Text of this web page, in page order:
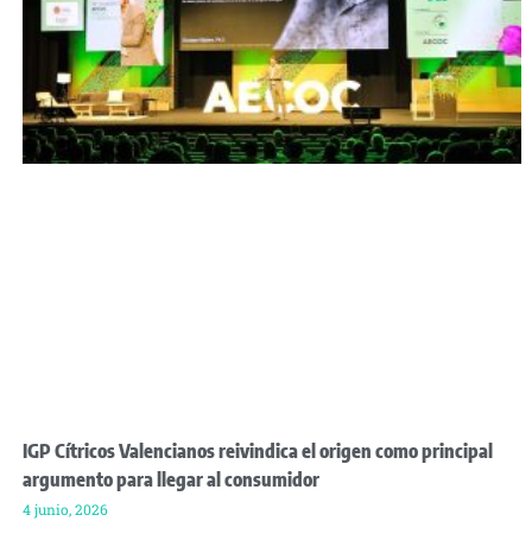
IGP Cítricos Valencianos reivindica el origen como principal
argumento para llegar al consumidor
4 junio, 2026